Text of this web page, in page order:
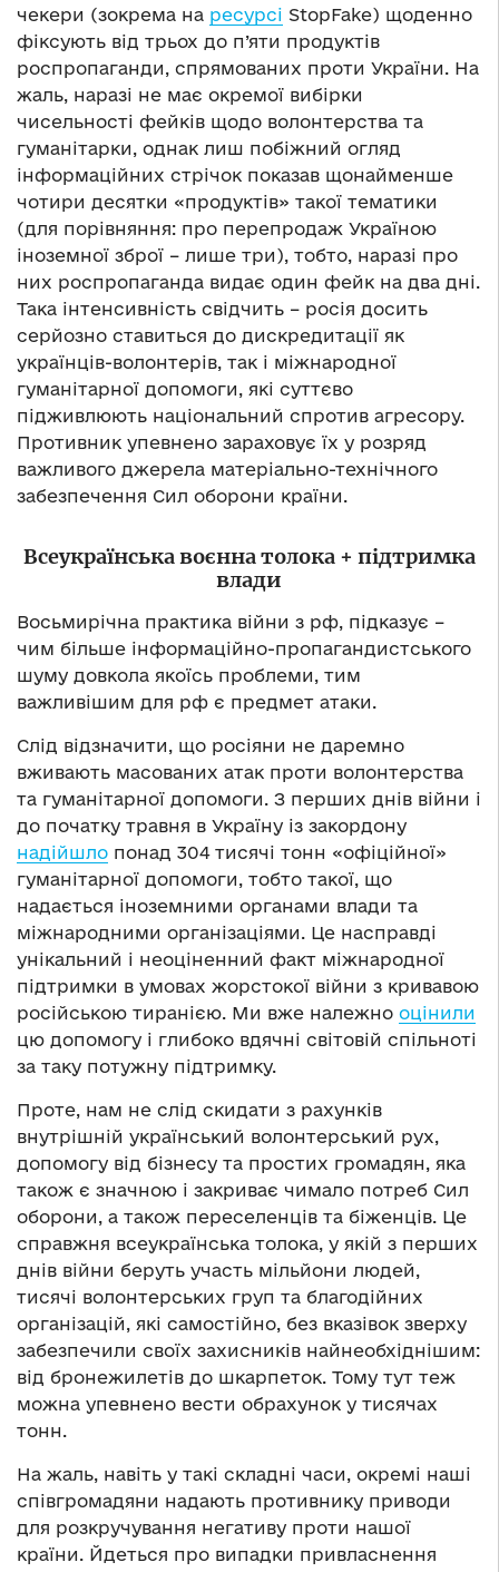
чекери (зокрема на ресурсі StopFake) щоденно
фіксують від трьох до п’яти продуктів
роспропаганди, спрямованих проти України. На
жаль, наразі не має окремої вибірки
чисельності фейків щодо волонтерства та
гуманітарки, однак лиш побіжний огляд
інформаційних стрічок показав щонайменше
чотири десятки «продуктів» такої тематики
(для порівняння: про перепродаж Україною
іноземної зброї – лише три), тобто, наразі про
них роспропаганда видає один фейк на два дні.
Така інтенсивність свідчить – росія досить
серйозно ставиться до дискредитації як
українців-волонтерів, так і міжнародної
гуманітарної допомоги, які суттєво
підживлюють національний спротив агресору.
Противник упевнено зараховує їх у розряд
важливого джерела матеріально-технічного
забезпечення Сил оборони країни.
Всеукраїнська воєнна толока + підтримка
влади
Восьмирічна практика війни з рф, підказує –
чим більше інформаційно-пропагандистського
шуму довкола якоїсь проблеми, тим
важливішим для рф є предмет атаки.
Слід відзначити, що росіяни не даремно
вживають масованих атак проти волонтерства
та гуманітарної допомоги. З перших днів війни і
до початку травня в Україну із закордону
надійшло понад 304 тисячі тонн «офіційної»
гуманітарної допомоги, тобто такої, що
надається іноземними органами влади та
міжнародними організаціями. Це насправді
унікальний і неоціненний факт міжнародної
підтримки в умовах жорстокої війни з кривавою
російською тиранією. Ми вже належно оцінили
цю допомогу і глибоко вдячні світовій спільноті
за таку потужну підтримку.
Проте, нам не слід скидати з рахунків
внутрішній український волонтерський рух,
допомогу від бізнесу та простих громадян, яка
також є значною і закриває чимало потреб Сил
оборони, а також переселенців та біженців. Це
справжня всеукраїнська толока, у якій з перших
днів війни беруть участь мільйони людей,
тисячі волонтерських груп та благодійних
організацій, які самостійно, без вказівок зверху
забезпечили своїх захисників найнеобхіднішим:
від бронежилетів до шкарпеток. Тому тут теж
можна упевнено вести обрахунок у тисячах
тонн.
На жаль, навіть у такі складні часи, окремі наші
співгромадяни надають противнику приводи
для розкручування негативу проти нашої
країни. Йдеться про випадки привласнення